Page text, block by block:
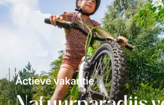
Actieve vakantie